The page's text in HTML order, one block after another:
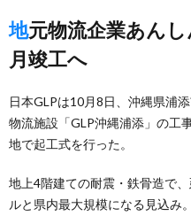
地元物流企業あんしんが1棟借り、23年2
月竣工へ
日本GLPは10月8日、沖縄県浦
物流施設「GLP沖縄浦添」の工
地で起工式を行った。
地上4階建ての耐震・鉄骨造で
ルと県内最大規模になる見込み